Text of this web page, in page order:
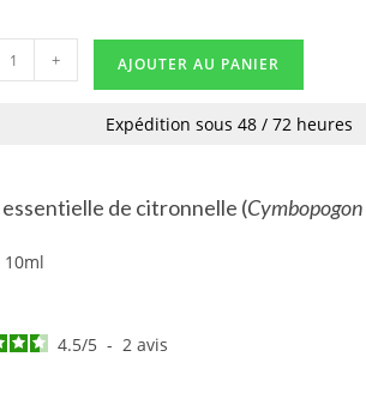
+ AJOUTER AU PANIER
Expédition sous 48 / 72 heures
de citronnelle (Cymbopogon
10ml
4.5/5 - 2avis